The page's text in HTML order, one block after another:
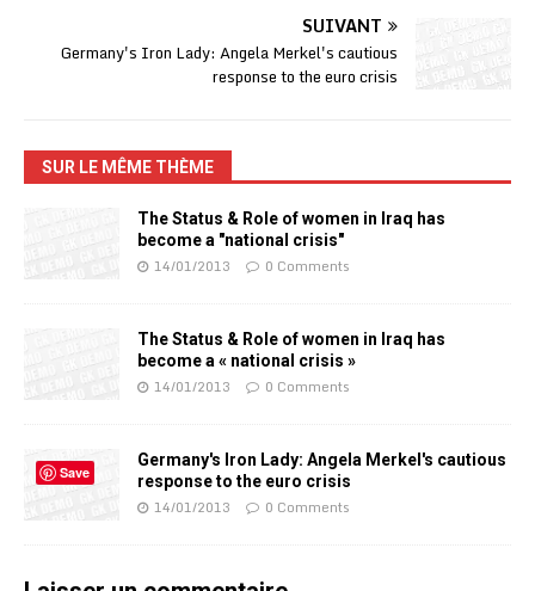
SUIVANT
Germany's Iron Lady: Angela Merkel's cautious
response to the euro crisis
SUR LE MÊME THÈME
The Status & Role of women in Iraq has
become a "national crisis"
14/01/2013 0 Comments
The Status & Role of women in Iraq has
become a « national crisis »
14/01/2013 0 Comments
Germany's Iron Lady: Angela Merkel's cautious
response to the euro crisis
14/01/2013 0 Comments
Save